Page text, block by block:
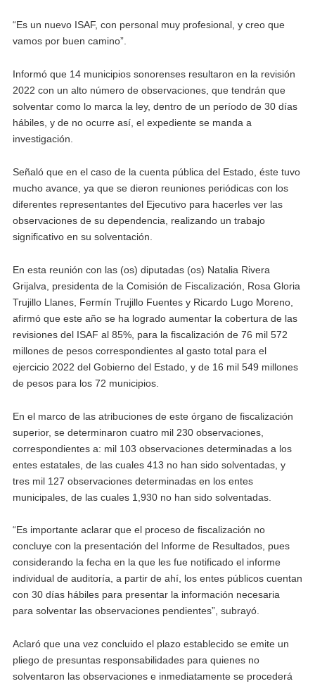
“Es un nuevo ISAF, con personal muy profesional, y creo que
vamos por buen camino”.
Informó que 14 municipios sonorenses resultaron en la revisión
2022 con un alto número de observaciones, que tendrán que
solventar como lo marca la ley, dentro de un período de 30 días
hábiles, y de no ocurre así, el expediente se manda a
investigación.
Señaló que en el caso de la cuenta pública del Estado, éste tuvo
mucho avance, ya que se dieron reuniones periódicas con los
diferentes representantes del Ejecutivo para hacerles ver las
observaciones de su dependencia, realizando un trabajo
significativo en su solventación.
En esta reunión con las (os) diputadas (os) Natalia Rivera
Grijalva, presidenta de la Comisión de Fiscalización, Rosa Gloria
Trujillo Llanes, Fermín Trujillo Fuentes y Ricardo Lugo Moreno,
afirmó que este año se ha logrado aumentar la cobertura de las
revisiones del ISAF al 85%, para la fiscalización de 76 mil 572
millones de pesos correspondientes al gasto total para el
ejercicio 2022 del Gobierno del Estado, y de 16 mil 549 millones
de pesos para los 72 municipios.
En el marco de las atribuciones de este órgano de fiscalización
superior, se determinaron cuatro mil 230 observaciones,
correspondientes a: mil 103 observaciones determinadas a los
entes estatales, de las cuales 413 no han sido solventadas, y
tres mil 127 observaciones determinadas en los entes
municipales, de las cuales 1,930 no han sido solventadas.
“Es importante aclarar que el proceso de fiscalización no
concluye con la presentación del Informe de Resultados, pues
considerando la fecha en la que les fue notificado el informe
individual de auditoría, a partir de ahí, los entes públicos cuentan
con 30 días hábiles para presentar la información necesaria
para solventar las observaciones pendientes”, subrayó.
Aclaró que una vez concluido el plazo establecido se emite un
pliego de presuntas responsabilidades para quienes no
solventaron las observaciones e inmediatamente se procederá